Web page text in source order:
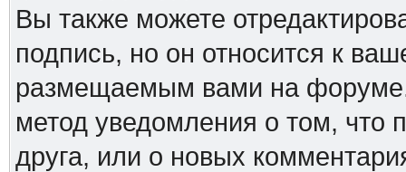
Вы также можете
подпись, но он относится к
размещаемым вами на
метод уведомления о том, что
друга, или о новых